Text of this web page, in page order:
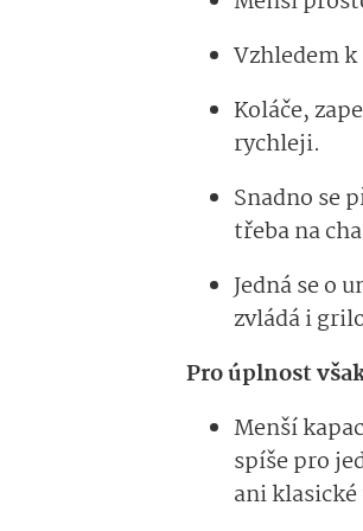
Vzhledem
Koláče,
rychleji.
Snadno se
třeba na
Jedná se o
zvládá i
Pro úplnost
Menší
spíše pro
ani